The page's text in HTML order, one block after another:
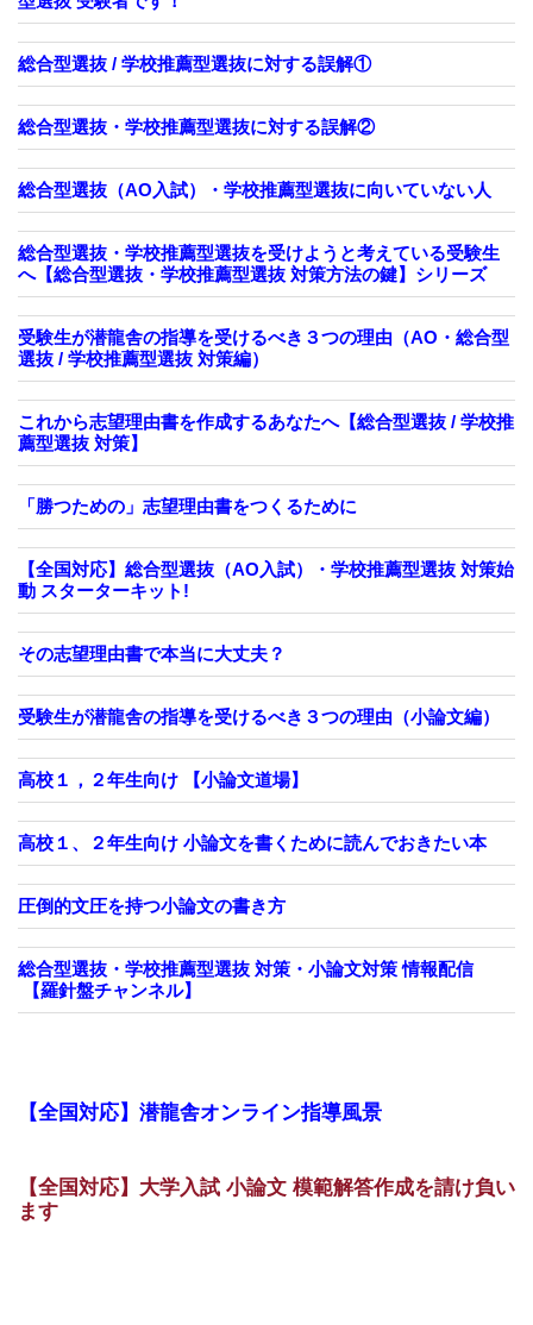
総合型選抜 / 学校推薦型選抜に対する誤解①
総合型選抜・学校推薦型選抜に対する誤解②
総合型選抜（AO入試）・学校推薦型選抜に向いていない人
総合型選抜・学校推薦型選抜を受けようと考えている受験生
へ【総合型選抜・学校推薦型選抜 対策方法の鍵】シリーズ
受験生が潜龍舎の指導を受けるべき３つの理由（AO・総合型
選抜 / 学校推薦型選抜 対策編）
これから志望理由書を作成するあなたへ【総合型選抜 / 学校推
薦型選抜 対策】
「勝つための」志望理由書をつくるために
【全国対応】総合型選抜（AO入試）・学校推薦型選抜 対策始
動 スターターキット!
その志望理由書で本当に大丈夫？
受験生が潜龍舎の指導を受けるべき３つの理由（小論文編）
高校１，２年生向け 【小論文道場】
高校１、２年生向け 小論文を書くために読んでおきたい本
圧倒的文圧を持つ小論文の書き方
総合型選抜・学校推薦型選抜 対策・小論文対策 情報配信
【羅針盤チャンネル】
【全国対応】潜龍舎オンライン指導風景
【全国対応】大学入試 小論文 模範解答作成を請け負い
ます